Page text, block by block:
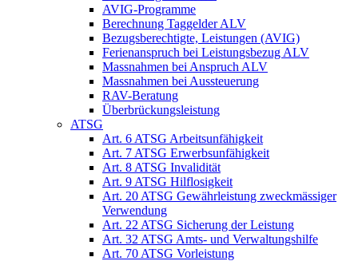
AVIG-Programme
Berechnung Taggelder ALV
Bezugsberechtigte, Leistungen (AVIG)
Ferienanspruch bei Leistungsbezug ALV
Massnahmen bei Anspruch ALV
Massnahmen bei Aussteuerung
RAV-Beratung
Überbrückungsleistung
ATSG
Art. 6 ATSG Arbeitsunfähigkeit
Art. 7 ATSG Erwerbsunfähigkeit
Art. 8 ATSG Invalidität
Art. 9 ATSG Hilflosigkeit
Art. 20 ATSG Gewährleistung zweckmässiger
Verwendung
Art. 22 ATSG Sicherung der Leistung
Art. 32 ATSG Amts- und Verwaltungshilfe
Art. 70 ATSG Vorleistung